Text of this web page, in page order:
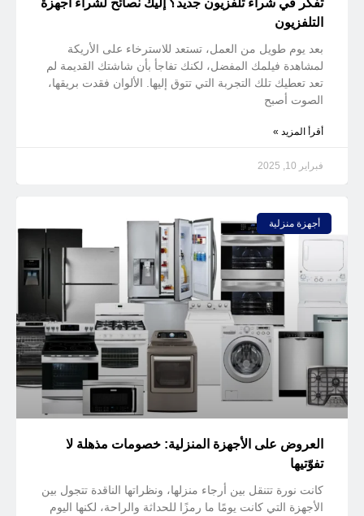
تفكر في شراء تلفزيون جديد؟ إليك نصائح لشراء أجهزة
التلفزيون
بعد يوم طويل من العمل، تستعد للاسترخاء على الأريكة
لمشاهدة فيلمك المفضل، لكنك تفاجأ بأن شاشتك القديمة لم
تعد تعطيك تلك التجربة التي تتوق إليها. الألوان فقدت بريقها،
الصوت أصبح
أقرأ المزيد »
فبراير 10, 2025
أجهزة منزلية
العروض على الأجهزة المنزلية: خصومات مذهلة لا
تفوّتيها
كانت نورة تتنقل بين أرجاء منزلها، ونظراتها الناقدة تتجول بين
الأجهزة التي كانت يومًا ما رمزًا للحداثة والراحة، لكنها اليوم